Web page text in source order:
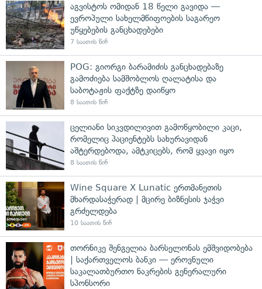
აგვისტოს ომიდან 18 წელი გავიდა —
ევროპული სახელმწიფოების საგარეო
უწყებების განცხადებები
7 საათის წინ
POG: გიორგი ბარამიძის განცხადებაზე
გამოძიება სამშობლოს ღალატისა და
საბოტაჟის ფაქტზე დაიწყო
8 საათის წინ
ცელიანი სიკვდილივით გამოწყობილი კაცი,
რომელიც პაციენტებს სახურავიდან
აშტერდებოდა, ამტკიცებს, რომ ყვავი იყო
8 საათის წინ
Wine Square X Lunatic ერთმანეთის
მხარდასაჭერად | მცირე ბიზნესის ჯაჭვი
გრძელდება
10 საათის წინ
თორნიკე შენგელია ბარსელონას ემშვიდობება
| საქართველოს ბანკი — ეროვნული
საკალათბურთო ნაკრების გენერალური
სპონსორი